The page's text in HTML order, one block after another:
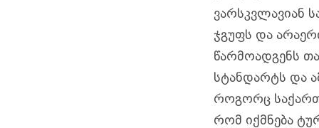
ვარსკვლავიან
ჯგუფს და
წარმოადგენს
სტანდარტს და
როგორც
რომ იქმნება